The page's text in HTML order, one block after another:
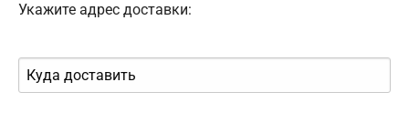
Укажите адрес доставки: